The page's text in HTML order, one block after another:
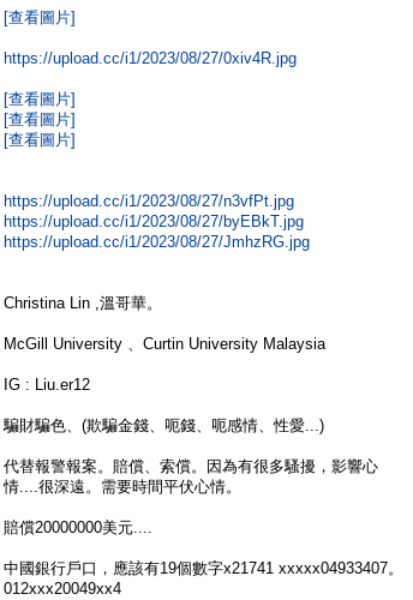
[查看圖片]
https://upload.cc/i1/2023/08/27/0xiv4R.jpg
[查看圖片]
[查看圖片]
[查看圖片]
https://upload.cc/i1/2023/08/27/n3vfPt.jpg
https://upload.cc/i1/2023/08/27/byEBkT.jpg
https://upload.cc/i1/2023/08/27/JmhzRG.jpg
Christina Lin ,溫哥華。
McGill University 、Curtin University Malaysia
IG : Liu.er12
騙財騙色、(欺騙金錢、呃錢、呃感情、性愛...)
代替報警報案。賠償、索償。因為有很多騷擾，影響心
情....很深遠。需要時間平伏心情。
賠償20000000美元....
中國銀行戶口，應該有19個數字x21741 xxxxx04933407。
012xxx20049xx4